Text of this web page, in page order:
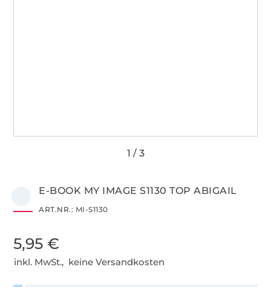
E-BOOK MY IMAGE S1130 TOP ABIGAIL
ART.NR.: MI-S1130
5,95 €
inkl. MwSt., keine Versandkosten